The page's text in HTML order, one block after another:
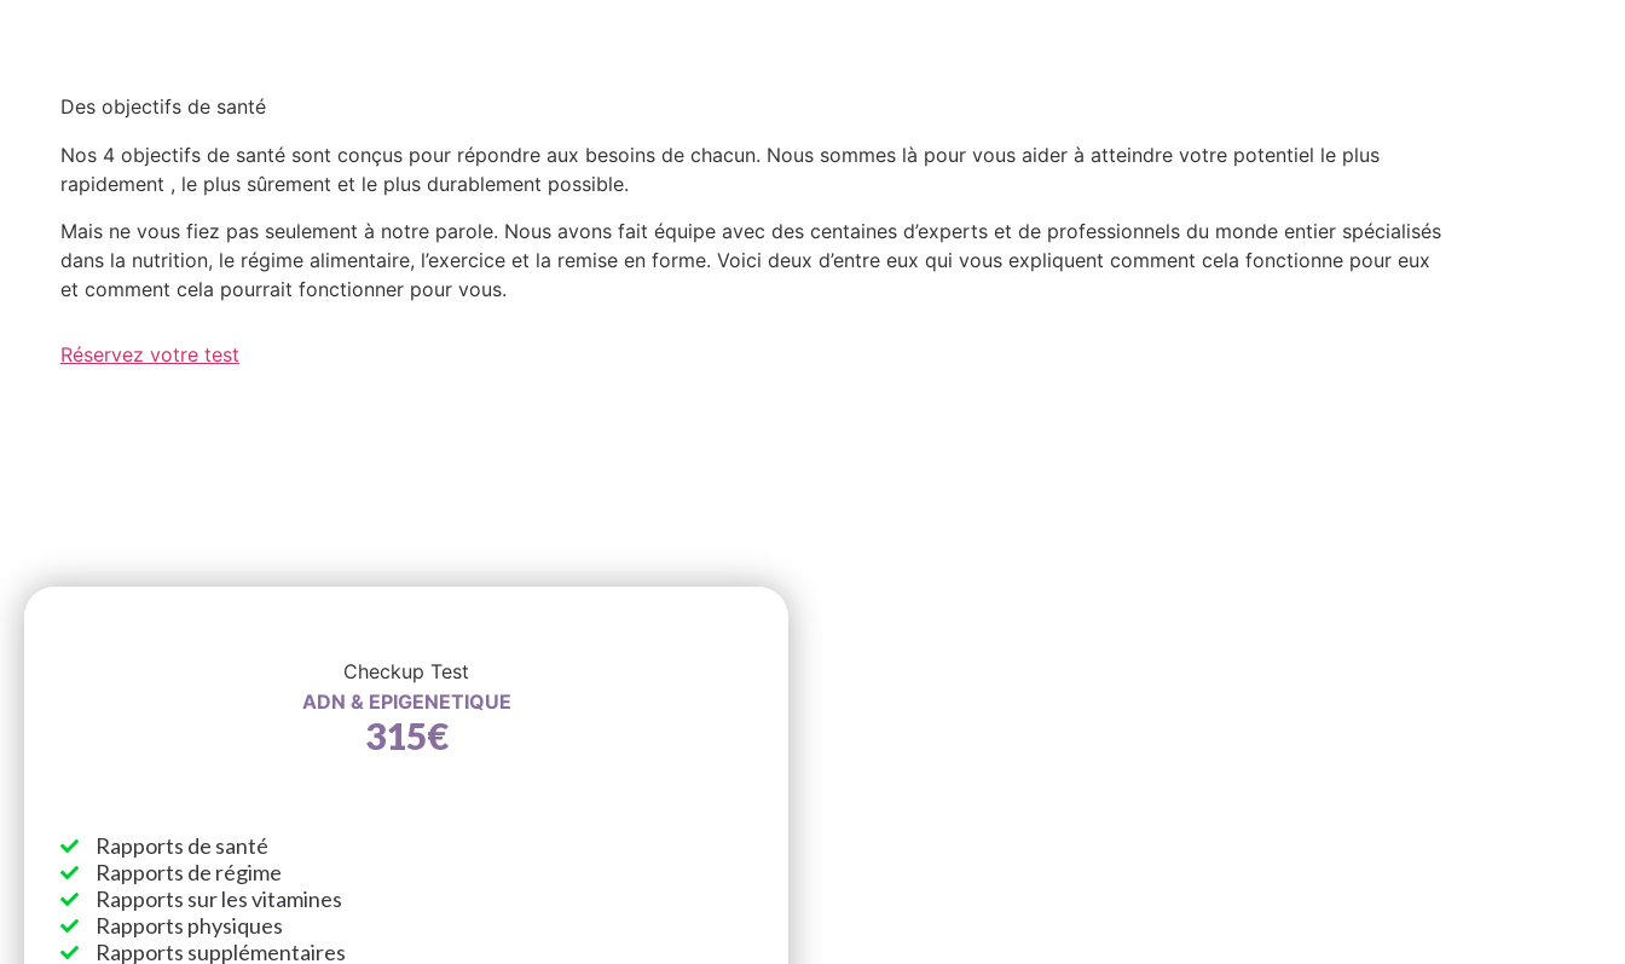
Des objectifs de santé
Nos 4 objectifs de santé sont conçus pour répondre aux besoins de chacun. Nous sommes là pour vous aider à atteindre votre potentiel le plus
rapidement , le plus sûrement et le plus durablement possible.
Mais ne vous fiez pas seulement à notre parole. Nous avons fait équipe avec des centaines d’experts et de professionnels du monde entier spécialisés
dans la nutrition, le régime alimentaire, l’exercice et la remise en forme. Voici deux d’entre eux qui vous expliquent comment cela fonctionne pour eux
et comment cela pourrait fonctionner pour vous.
Réservez votre test
Checkup Test
ADN & EPIGENETIQUE
315€
Rapports de santé
Rapports de régime
Rapports sur les vitamines
Rapports physiques
Rapports supplémentaires